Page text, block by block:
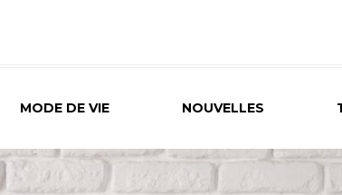
MODE DE VIE NOUVELLES